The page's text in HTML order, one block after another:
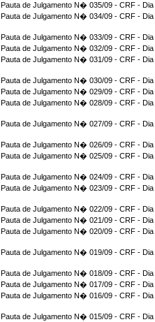
Pauta de Julgamento N� 035/09 - CRF - Dia
Pauta de Julgamento N� 034/09 - CRF - Dia
Pauta de Julgamento N� 033/09 - CRF - Dia
Pauta de Julgamento N� 032/09 - CRF - Dia
Pauta de Julgamento N� 031/09 - CRF - Dia
Pauta de Julgamento N� 030/09 - CRF - Dia
Pauta de Julgamento N� 029/09 - CRF - Dia
Pauta de Julgamento N� 028/09 - CRF - Dia
Pauta de Julgamento N� 027/09 - CRF - Dia
Pauta de Julgamento N� 026/09 - CRF - Dia
Pauta de Julgamento N� 025/09 - CRF - Dia
Pauta de Julgamento N� 024/09 - CRF - Dia
Pauta de Julgamento N� 023/09 - CRF - Dia
Pauta de Julgamento N� 022/09 - CRF - Dia
Pauta de Julgamento N� 021/09 - CRF - Dia
Pauta de Julgamento N� 020/09 - CRF - Dia
Pauta de Julgamento N� 019/09 - CRF - Dia
Pauta de Julgamento N� 018/09 - CRF - Dia
Pauta de Julgamento N� 017/09 - CRF - Dia
Pauta de Julgamento N� 016/09 - CRF -
Pauta de Julgamento N� 015/09 - CRF - Dia